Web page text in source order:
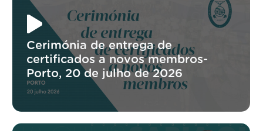
Cerimónia de entrega de
certificados a novos membros-
Porto, 20 de julho de 2026